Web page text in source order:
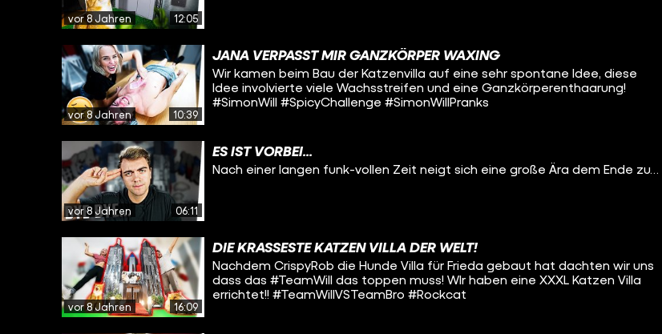
vor 8 Jahren 12:05
vor 8 Jahren 10:39
JANA VERPASST MIR GANZKÖRPER WAXING
Wir kamen beim Bau der Katzenvilla auf eine sehr spontane Idee, diese
Idee involvierte viele Wachsstreifen und eine Ganzkörperenthaarung!
#SimonWill #SpicyChallenge #SimonWillPranks
vor 8 Jahren 06:11
ES IST VORBEI...
Nach einer langen funk-vollen Zeit neigt sich eine große Ära dem Ende zu…
vor 8 Jahren 16:09
DIE KRASSESTE KATZEN VILLA DER WELT!
Nachdem CrispyRob die Hunde Villa für Frieda gebaut hat dachten wir uns
dass das #TeamWill das toppen muss! WIr haben eine XXXL Katzen Villa
errichtet!! #TeamWillVSTeamBro #Rockcat